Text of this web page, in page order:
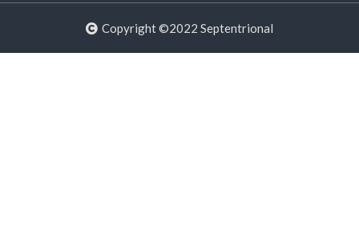
Copyright ©2022 Septentrional